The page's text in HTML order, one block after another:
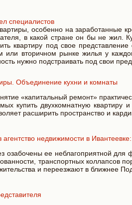
специалистов
особенно на заработанные
в какой стране он бы не жил.
квартиру под свое
или вторичном рынке жилья у
нужно подстраивать под свои
Объединение кухни и комнаты
«капитальный ремонт»
купить двухкомнатную
расширить пространство и
недвижимости в
озабочены ее неблагоприятной для
транспортных коллапсов
и переезжают в ближнее